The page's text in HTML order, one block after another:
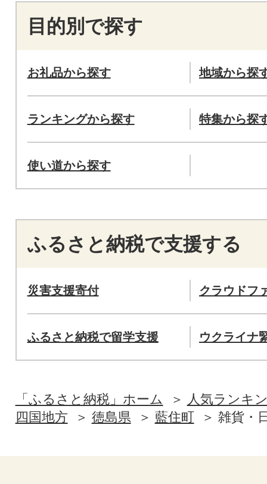
目的別で探す
お礼品から探す 地域から探
ランキングから探す 特集から探
使い道から探す
ふるさと納税で支援する
災害支援寄付 クラウドフ
ふるさと納税で留学支援 ウクライナ
「ふるさと納税」ホーム
人気ランキ
四国地方
徳島県 藍住町 雑貨・